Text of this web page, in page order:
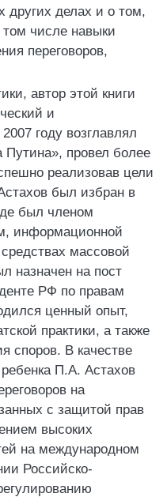
других делах и о том,
числе навыки
переговоров,
автор этой книги
и
году возглавлял
провел более
реализовав цели
был избран в
был членом
информационной
массовой
назначен на пост
РФ по правам
ценный опыт,
практики, а также
споров. В качестве
П.А. Астахов
на
с защитой прав
высоких
на международном
Российско-